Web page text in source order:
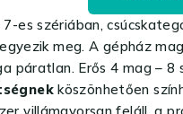
es szériában,
meg. A gépház
páratlan. Erős 4 mag – 8
köszönhetően